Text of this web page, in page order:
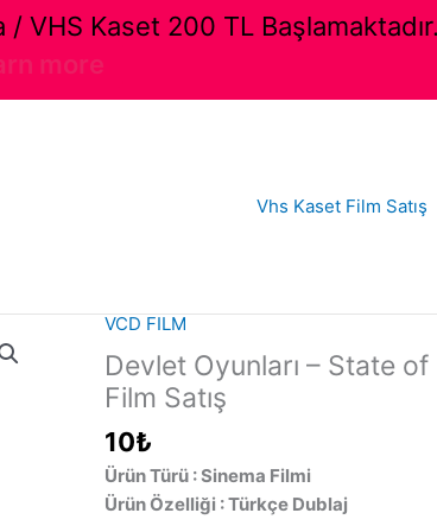
Vhs Kaset Film Satış
VCD FILM
Devlet Oyunları – State
Film Satış
10₺
Ürün Türü : Sinema Filmi
Ürün Özelliği : Türkçe Dublaj
VHS Kaset 200 TL Başlamaktadır.
more